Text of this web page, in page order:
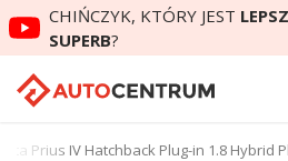
CHIŃCZYK, KTÓRY JEST
SUPERB?
Prius IV Hatchback Plug-in 1.8 Hybrid